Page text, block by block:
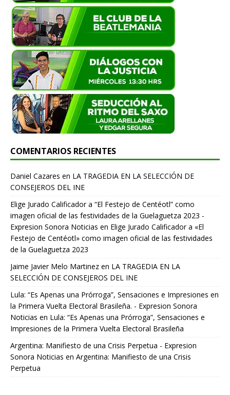
COMENTARIOS RECIENTES
Daniel Cazares en LA TRAGEDIA EN LA SELECCIÓN DE
CONSEJEROS DEL INE
Elige Jurado Calificador a “El Festejo de Centéotl” como
imagen oficial de las festividades de la Guelaguetza 2023 -
Expresion Sonora Noticias en Elige Jurado Calificador a «El
Festejo de Centéotl» como imagen oficial de las festividades
de la Guelaguetza 2023
Jaime Javier Melo Martinez en LA TRAGEDIA EN LA
SELECCIÓN DE CONSEJEROS DEL INE
Lula: “Es Apenas una Prórroga”, Sensaciones e Impresiones en
la Primera Vuelta Electoral Brasileña. - Expresion Sonora
Noticias en Lula: “Es Apenas una Prórroga”, Sensaciones e
Impresiones de la Primera Vuelta Electoral Brasileña
Argentina: Manifiesto de una Crisis Perpetua - Expresion
Sonora Noticias en Argentina: Manifiesto de una Crisis
Perpetua